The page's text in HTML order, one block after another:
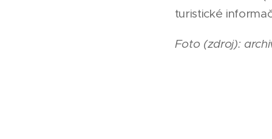
turistické
Foto (zdroj):